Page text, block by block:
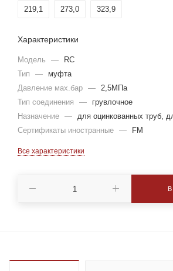
219,1 273,0 323,9
Характеристики
Модель —
RC
Тип
—
муфта
Давление мах.бар —
2,5МПа
Тип соединения
—
грувлочное
Назначение —
для оцинкованных труб,
Сертификаты иностранные — FM
Все характеристики